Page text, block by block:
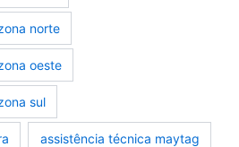
norte
oeste
sul
assistência técnica maytag